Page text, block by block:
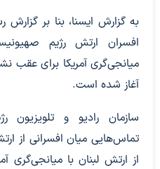
به گزارش ایسنا، بنا بر
افسران ارتش رژیم
میانجی‌گری آمریکا برای عقب
آغاز شده است.
سازمان رادیو و تلویزیون
تماس‌هایی میان افسرانی از
از ارتش لبنان با میانجی‌گری